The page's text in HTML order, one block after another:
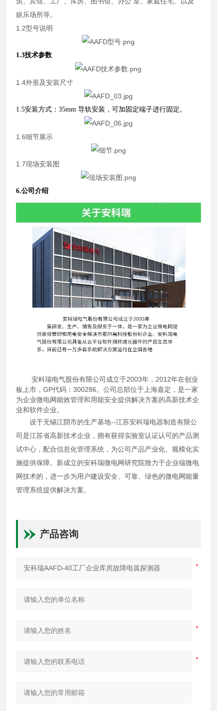
娱乐场所等。
1.2型号说明
1.3技术参数
1.4外形及安装尺寸
1.5安装方式：35mm 导轨安装，可加固定端子进行固定。
1.6细节展示
1.7现场安装图
6.公司介绍
安科瑞电气股份有限公司成立于2003年，2012年在创业
板上市，GP代码：300286。公司总部位于上海嘉定，是一家
为企业微电网能效管理和用能安全提供解决方案的高新技术企
业和软件企业。
设于无锡江阴市的生产基地--江苏安科瑞电器制造有限公
司是江苏省高新技术企业，拥有获得实验室认证认可的产品测
试中心，配合信息化管理系统，为公司产品产业化、规模化实
施提供保障。新成立的安科瑞微电网研究院致力于企业端微电
网技术的，进一步为用户建设安全、可靠、绿色的微电网能量
管理系统提供解决方案。
产品咨询